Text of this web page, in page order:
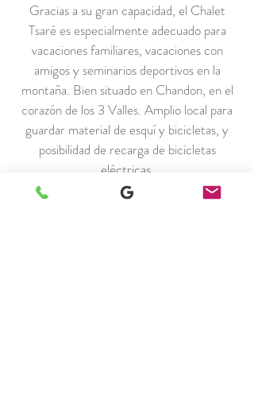
Gracias a su gran capacidad, el Chalet
Tsaré es especialmente adecuado para
vacaciones familiares, vacaciones con
amigos y seminarios deportivos en la
montaña. Bien situado en Chandon, en el
corazón de los 3 Valles. Amplio local para
guardar material de esquí y bicicletas, y
posibilidad de recarga de bicicletas
eléctricas.